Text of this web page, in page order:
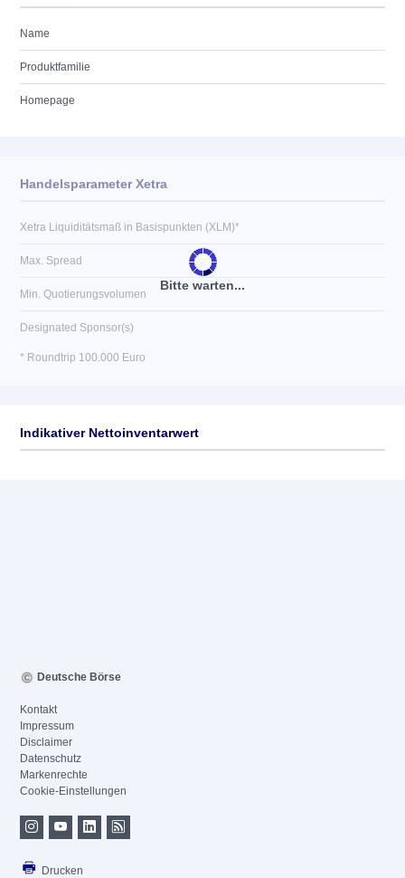
Name
Produktfamilie
Homepage
Bitte warten...
Handelsparameter Xetra
Xetra Liquiditätsmaß in Basispunkten (XLM)*
Max. Spread
Min. Quotierungsvolumen
Designated Sponsor(s)
* Roundtrip 100.000 Euro
Indikativer Nettoinventarwert
Deutsche Börse
Kontakt
Impressum
Disclaimer
Datenschutz
Markenrechte
Cookie-Einstellungen
Drucken